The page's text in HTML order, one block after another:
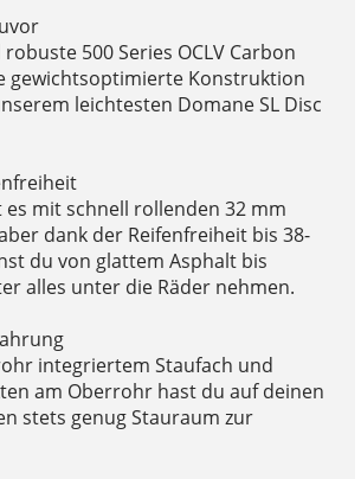
500 Series OCLV Carbon
gewichtsoptimierte Konstruktion
leichtesten Domane SL Disc
mit schnell rollenden 32 mm
dank der Reifenfreiheit bis 38-
du von glattem Asphalt bis
alles unter die Räder nehmen.
integriertem Staufach und
am Oberrohr hast du auf deinen
stets genug Stauraum zur